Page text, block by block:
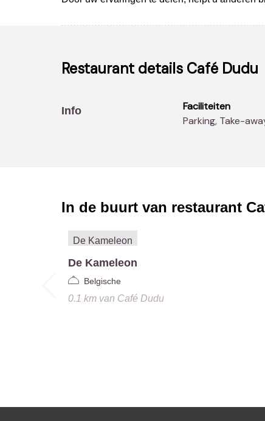
Restaurant details Café Dudu
Info
Faciliteiten
Parking, Take-
In de buurt van restaurant
De Kameleon
Belgische
0.1 kmvan Café Dudu